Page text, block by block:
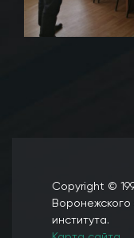
Copyright ©
института.